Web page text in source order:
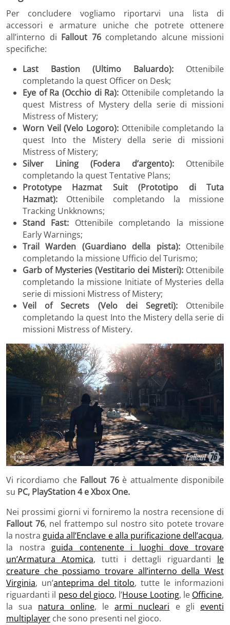
Per concludere vogliamo riportarvi una lista di
accessori e armature uniche che potrete ottenere
all’interno di Fallout 76completando alcune missioni
specifiche:
Last Bastion (Ultimo Baluardo): Ottenibile
completando la quest Officer on Desk;
Eye of Ra (Occhio di Ra): Ottenibile completando la
quest Mistress of Mystery della serie di missioni
Mistress of Mistery;
Worn Veil (Velo Logoro): Ottenibile completando la
quest Into the Mistery della serie di missioni
Mistress of Mistery;
Silver Lining (Fodera d’argento): Ottenibile
completando la quest Tentative Plans;
Prototype Hazmat Suit (Prototipo di Tuta
Hazmat): Ottenibile completando la missione
Tracking Unkknowns;
Stand Fast: Ottenibile completando la missione
Early Warnings;
Trail Warden (Guardiano della pista): Ottenibile
completando la missione Ufficio del Turismo;
Garb of Mysteries (Vestitario dei Misteri): Ottenibile
completando la missione Initiate of Mysteries della
serie di missioni Mistress of Mistery;
Veil of Secrets (Velo dei Segreti): Ottenibile
completando la quest Into the Mistery della serie di
missioni Mistress of Mistery.
Vi ricordiamo che Fallout 76è attualmente disponibile
su PC, PlayStation 4 e Xbox One.
Nei prossimi giorni vi forniremo la nostra recensione di
Fallout 76, nel frattempo sul nostro sito potete trovare
la nostra guida all’Enclave e alla purificazione dell’acqua,
la nostra guida contenente i luoghi dove trovare
un’Armatura Atomica, tutti i dettagli riguardanti le
creature che possiamo trovare all’interno della West
Virginia, un’anteprima del titolo, tutte le informazioni
riguardanti il peso del gioco, l’House Looting, le Officine,
la sua natura online, learmi nucleari e gli eventi
multiplayer che sono presenti nel gioco.